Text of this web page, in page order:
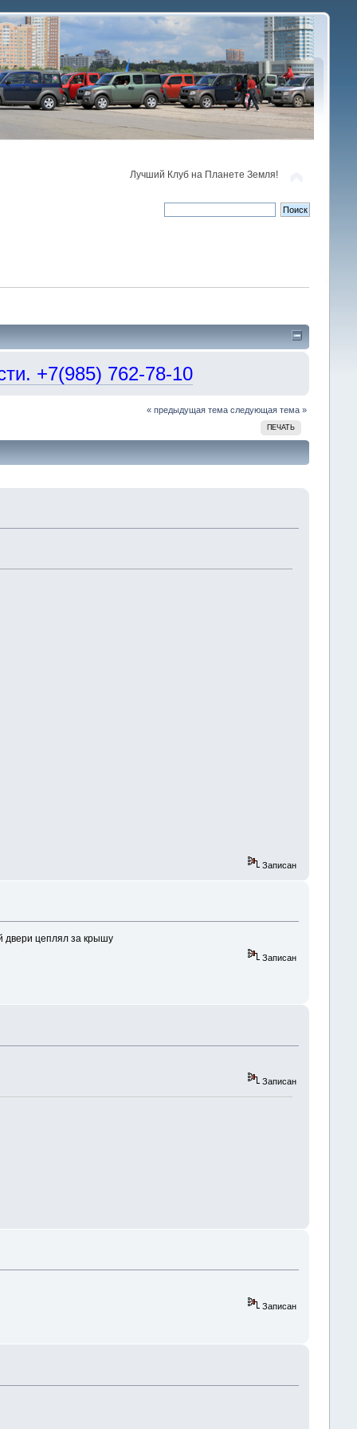
Лучший Клуб на Планете Земля!
+7(985) 762-78-10
« предыдущая тема следующая тема »
ПЕЧАТЬ
Записан
двери цеплял за крышу
Записан
Записан
Записан